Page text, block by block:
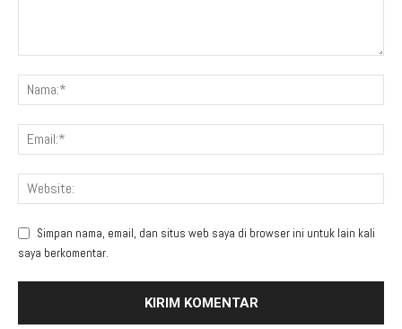
Simpan nama, email, dan situs web saya di browser ini untuk lain kali
saya berkomentar.